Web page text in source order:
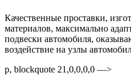
Качественные проставки,
материалов, максимально
подвески автомобиля,
воздействие на узлы
p, blockquote 21,0,0,0,0 —>